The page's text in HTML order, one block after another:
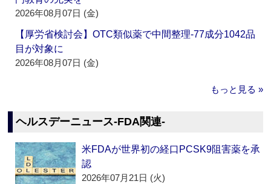
2026年08月07日 (金)
【厚労省検討会】OTC類似薬で中間整理‐77成分1042品
目が対象に
2026年08月07日 (金)
もっと見る »
ヘルスデーニュース‐FDA関連‐
米FDAが世界初の経口PCSK9阻害薬を承
認
2026年07月21日 (火)